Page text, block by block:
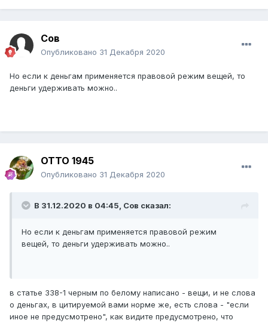
Сов
Опубликовано 31 Декабря 2020
Но если к деньгам применяется правовой режим вещей, то
деньги удерживать можно..
ОТТО 1945
Опубликовано 31 Декабря 2020
В 31.12.2020 в 04:45, Сов сказал:
Но если к деньгам применяется правовой режим
вещей, то деньги удерживать можно..
в статье 338-1 черным по белому написано - вещи, и не слова
о деньгах, в цитируемой вами норме же, есть слова - "если
иное не предусмотрено", как видите предусмотрено, что